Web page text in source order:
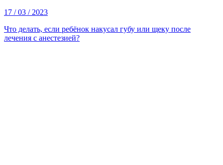
17 / 03 / 2023
Что делать, если ребёнок накусал губу или щеку после
лечения с анестезией?